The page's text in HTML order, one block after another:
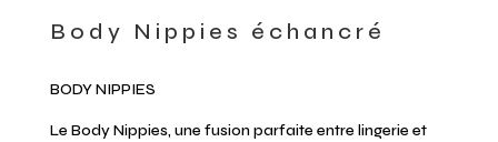
Body Nippies échancré
BODY NIPPIES
Le Body Nippies, une fusion parfaite entre lingerie et